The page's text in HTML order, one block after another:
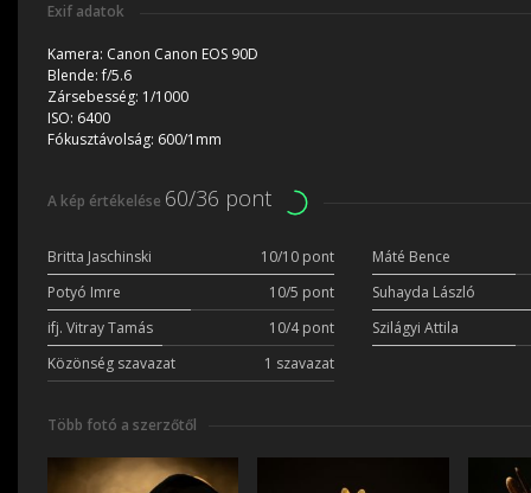
Exif adatok
Kamera: Canon Canon EOS 90D
Blende:f/5.6
Zársebesség: 1/1000
ISO: 6400
Fókusztávolság: 600/1mm
A kép értékelése 60/36 pont
Britta Jaschinski 10/10 pont
Máté Bence
Potyó Imre
10/5 pont
Suhayda László
ifj. Vitray Tamás
10/4 pont
Szilágyi Attila
Közönség szavazat
1 szavazat
Több fotó a szerzőtől